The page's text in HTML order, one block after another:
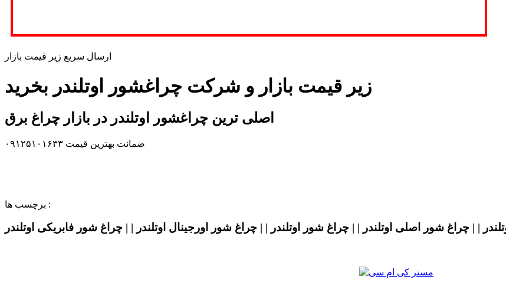
ارسال سریع زیر قیمت بازار
زیر قیمت بازار و شرکت چراغشور اوتلندر بخرید
اصلی ترین چراغشور اوتلندر در بازار چراغ برق
ضمانت بهترین قیمت ۰۹۱۲۵۱۰۱۶۳۳
برچسب ها :
| | چراغ شور اصلی اوتلندر | | چراغ شور اوتلندر | | چراغ شور اورجینال اوتلندر | | چراغ شور فابریکی اوتلندر